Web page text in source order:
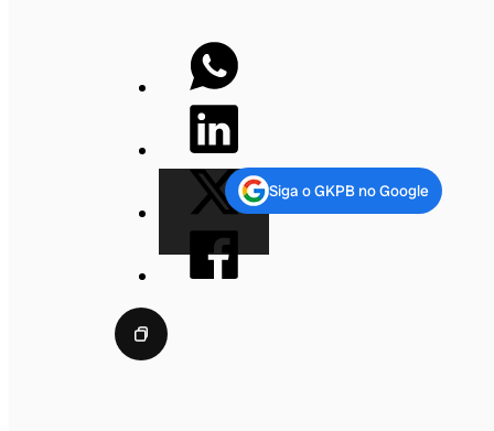
Siga o GKPB no Google